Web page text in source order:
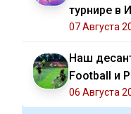
турнире в
07 Августа
Наш
Football и
06 Августа